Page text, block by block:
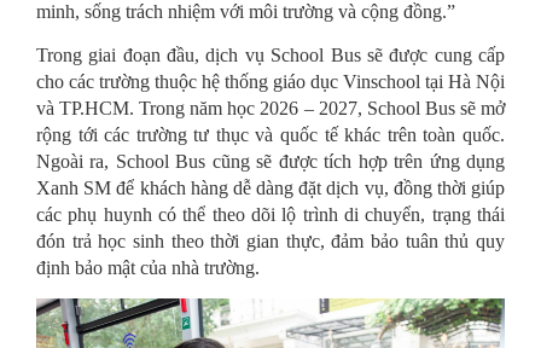
minh, sống trách nhiệm với môi trường và cộng đồng.”
Trong giai đoạn đầu, dịch vụ School Bus sẽ được cung cấp
cho các trường thuộc hệ thống giáo dục Vinschool tại Hà Nội
và TP.HCM. Trong năm học 2026 – 2027, School Bus sẽ mở
rộng tới các trường tư thục và quốc tế khác trên toàn quốc.
Ngoài ra, School Bus cũng sẽ được tích hợp trên ứng dụng
Xanh SM để khách hàng dễ dàng đặt dịch vụ, đồng thời giúp
các phụ huynh có thể theo dõi lộ trình di chuyển, trạng thái
đón trả học sinh theo thời gian thực, đảm bảo tuân thủ quy
định bảo mật của nhà trường.